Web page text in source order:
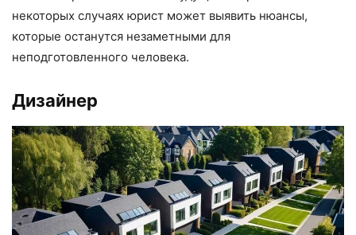
некоторых случаях юрист может выявить нюансы,
которые останутся незаметными для
неподготовленного человека.
Дизайнер